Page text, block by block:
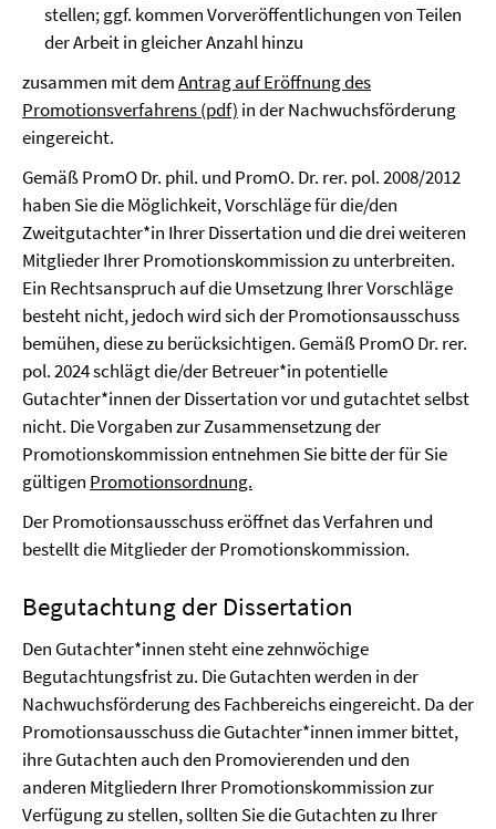
stellen; ggf. kommen Vorveröffentlichungen von Teilen
der Arbeit in gleicher Anzahl hinzu
zusammen mit demAntrag auf Eröffnung des
Promotionsverfahrens (pdf) in der Nachwuchsförderung
eingereicht.
Gemäß PromO Dr. phil. und PromO. Dr. rer. pol. 2008/2012
haben Sie die Möglichkeit, Vorschläge für die/den
Zweitgutachter*in Ihrer Dissertation und die drei weiteren
Mitglieder Ihrer Promotionskommission zu unterbreiten.
Ein Rechtsanspruch auf die Umsetzung Ihrer Vorschläge
besteht nicht, jedoch wird sich der Promotionsausschuss
bemühen, diese zu berücksichtigen. Gemäß PromO Dr. rer.
pol. 2024 schlägt die/der Betreuer*in potentielle
Gutachter*innen der Dissertation vor und gutachtet selbst
nicht. Die Vorgaben zur Zusammensetzung der
Promotionskommission entnehmen Sie bitte der für Sie
gültigen Promotionsordnung.
Der Promotionsausschuss eröffnet das Verfahren und
bestellt die Mitglieder der Promotionskommission.
Begutachtung der Dissertation
Den Gutachter*innen steht eine zehnwöchige
Begutachtungsfrist zu. Die Gutachten werden in der
Nachwuchsförderung des Fachbereichs eingereicht. Da der
Promotionsausschuss die Gutachter*innen immer bittet,
ihre Gutachten auch den Promovierenden und den
anderen Mitgliedern Ihrer Promotionskommission zur
Verfügung zu stellen, sollten Sie die Gutachten zu Ihrer